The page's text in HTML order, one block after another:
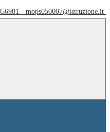
- mops050007@istruzione.it